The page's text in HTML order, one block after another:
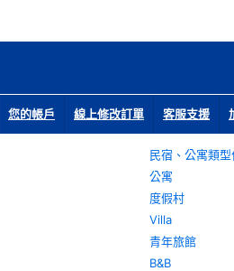
您的帳戶 線上修改訂單 客服支援
民宿、公寓類型
公寓
度假村
Villa
青年旅館
B&B